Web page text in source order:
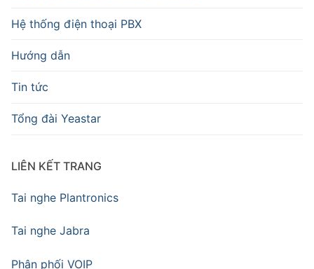
Hệ thống điện thoại PBX
Hướng dẫn
Tin tức
Tổng đài Yeastar
LIÊN KẾT TRANG
Tai nghe Plantronics
Tai nghe Jabra
Phân phối VOIP